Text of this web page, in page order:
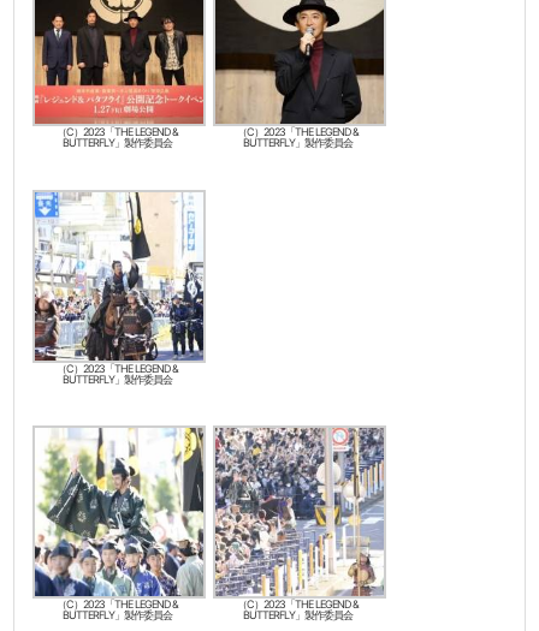
（C）2023「THE LEGEND &
BUTTERFLY」製作委員会
（C）2023「THE LEGEND &
BUTTERFLY」製作委員会
（C）2023「THE LEGEND &
BUTTERFLY」製作委員会
（C）2023「THE LEGEND &
BUTTERFLY」製作委員会
（C）2023「THE LEGEND &
BUTTERFLY」製作委員会